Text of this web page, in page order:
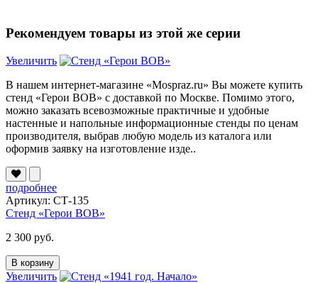
Рекомендуем товары из этой же серии
Увеличить
В нашем интернет-магазине «Mospraz.ru» Вы можете купить
стенд «Герои ВОВ» с доставкой по Москве. Помимо этого,
можно заказать всевозможные практичные и удобные
настенные и напольные информационные стенды по ценам
производителя, выбрав любую модель из каталога или
оформив заявку на изготовление изде..
подробнее
Артикул: СТ-135
Стенд «Герои ВОВ»
2 300 руб.
В корзину
Увеличить